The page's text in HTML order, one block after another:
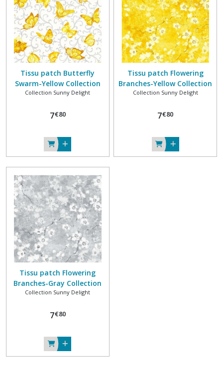
Tissu patch Butterfly
Swarm-Yellow Collection
SUNNY DELIGHT 100% coton
Collection Sunny Delight
7€80
Tissu patch Flowering
Branches-Yellow Collection
SUNNY DELIGHT 100% coton
Collection Sunny Delight
7€80
Tissu patch Flowering
Branches-Gray Collection
SUNNY DELIGHT 100% coton
Collection Sunny Delight
7€80
Collection
Flower
Fairies
(4)
Collection
Songs
Flower
(11)
Collection
Sunny
Delight
(3)
Afficher
résultats